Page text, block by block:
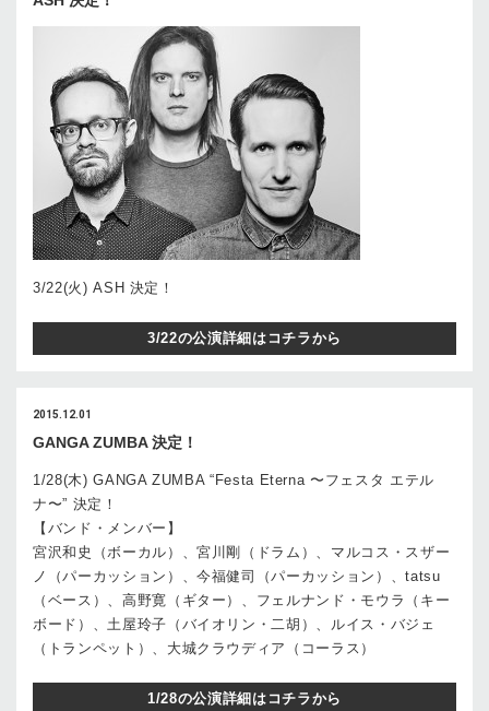
3/22(火) ASH 決定！
3/22の公演詳細はコチラから
2015.12.01
GANGA ZUMBA 決定！
1/28(木) GANGA ZUMBA “Festa Eterna 〜フェスタ エテル
ナ〜” 決定！
【バンド・メンバー】
宮沢和史（ボーカル）、宮川剛（ドラム）、マルコス・スザー
ノ（パーカッション）、今福健司（パーカッション）、tatsu
（ベース）、高野寛（ギター）、フェルナンド・モウラ（キー
ボード）、土屋玲子（バイオリン・二胡）、ルイス・バジェ
（トランペット）、大城クラウディア（コーラス）
1/28の公演詳細はコチラから